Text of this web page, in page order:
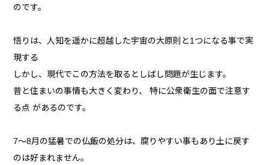
のです。
悟りは、人知を遥かに超越した宇宙の大原則と1つになる事で実
現する
しかし、現代でこの方法を取るとしばし問題が生じます。
昔と住まいの事情も大きく変わり、 特に公衆衛生の面で注意す
る点 があるのです。
7～8月の猛暑での仏飯の処分は、腐りやすい事もあり土に戻す
のは好まれません。